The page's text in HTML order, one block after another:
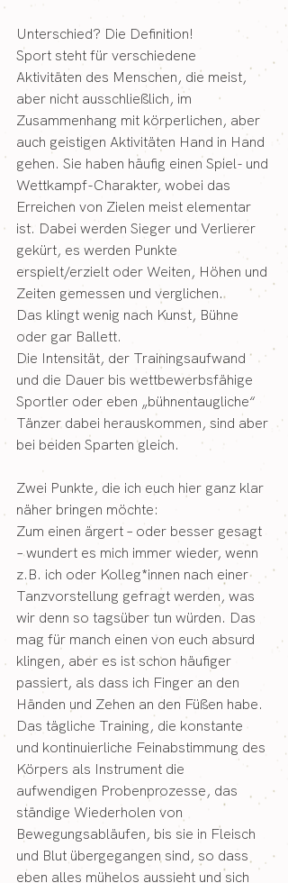
Unterschied? Die Definition!
Sport steht für verschiedene
Aktivitäten des Menschen, die meist,
aber nicht ausschließlich, im
Zusammenhang mit körperlichen, aber
auch geistigen Aktivitäten Hand in Hand
gehen. Sie haben häufig einen Spiel- und
Wettkampf-Charakter, wobei das
Erreichen von Zielen meist elementar
ist. Dabei werden Sieger und Verlierer
gekürt, es werden Punkte
erspielt/erzielt oder Weiten, Höhen und
Zeiten gemessen und verglichen.
Das klingt wenig nach Kunst, Bühne
oder gar Ballett.
Die Intensität, der Trainingsaufwand
und die Dauer bis wettbewerbsfähige
Sportler oder eben „bühnentaugliche“
Tänzer dabei herauskommen, sind aber
bei beiden Sparten gleich.
Zwei Punkte, die ich euch hier ganz klar
näher bringen möchte:
Zum einen ärgert – oder besser gesagt
– wundert es mich immer wieder, wenn
z.B. ich oder Kolleg*innen nach einer
Tanzvorstellung gefragt werden, was
wir denn so tagsüber tun würden. Das
mag für manch einen von euch absurd
klingen, aber es ist schon häufiger
passiert, als dass ich Finger an den
Händen und Zehen an den Füßen habe.
Das tägliche Training, die konstante
und kontinuierliche Feinabstimmung des
Körpers als Instrument die
aufwendigen Probenprozesse, das
ständige Wiederholen von
Bewegungsabläufen, bis sie in Fleisch
und Blut übergegangen sind, so dass
eben alles mühelos aussieht und sich